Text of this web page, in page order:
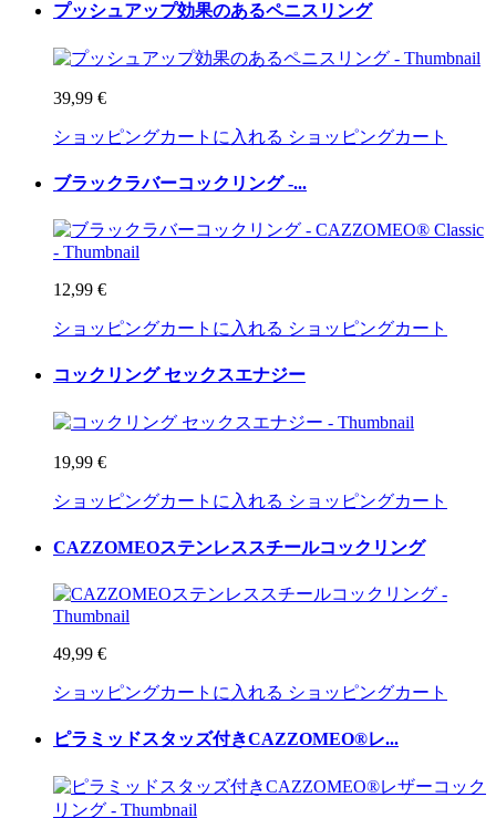
プッシュアップ効果のあるペニスリング
39,99 €
ショッピングカートに入れる ショッピングカート
ブラックラバーコックリング -...
12,99 €
ショッピングカートに入れる ショッピングカート
コックリング セックスエナジー
19,99 €
ショッピングカートに入れる ショッピングカート
CAZZOMEOステンレススチールコックリング
49,99 €
ショッピングカートに入れる ショッピングカート
ピラミッドスタッズ付きCAZZOMEO®レ...